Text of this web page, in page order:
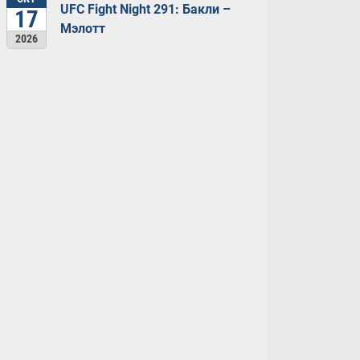
17
2026
UFC Fight Night 291: Бакли –
Мэлотт